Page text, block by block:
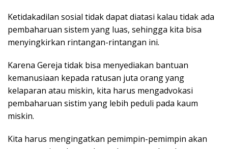
Ketidakadilan sosial tidak dapat diatasi kalau tidak ada
pembaharuan sistem yang luas, sehingga kita bisa
menyingkirkan rintangan-rintangan ini.
Karena Gereja tidak bisa menyediakan bantuan
kemanusiaan kepada ratusan juta orang yang
kelaparan atau miskin, kita harus mengadvokasi
pembaharuan sistim yang lebih peduli pada kaum
miskin.
Kita harus mengingatkan pemimpin-pemimpin akan